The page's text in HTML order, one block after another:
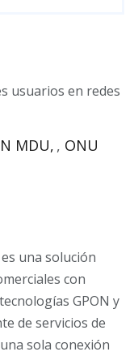
usuarios en redes
MDU , ONU
una solución
con
GPON y
de servicios de
sola conexión